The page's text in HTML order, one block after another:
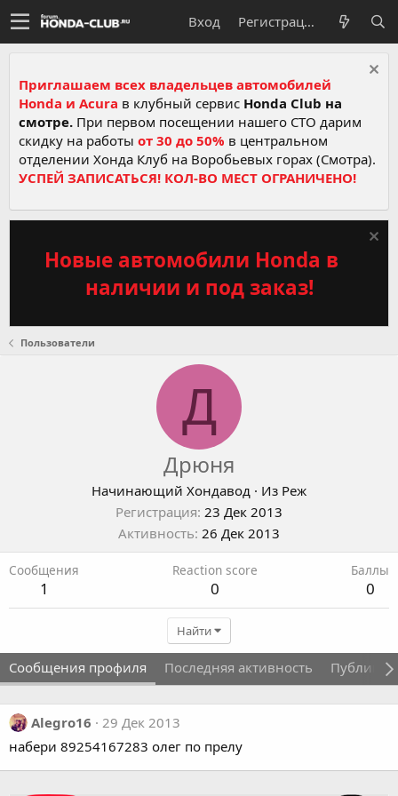
Вход Регистрация
Приглашаем всех владельцев автомобилей
Honda и Acura в клубный сервис Honda Club на
смотре. При первом посещении нашего СТО дарим
скидку на работы от 30 до 50% в центральном
отделении Хонда Клуб на Воробьевых горах (Смотра).
УСПЕЙ ЗАПИСАТЬСЯ! КОЛ-ВО МЕСТ ОГРАНИЧЕНО!
Новые автомобили Honda в
наличии и под заказ!
Пользователи
Д
Дрюня
Начинающий Хондавод · Из Реж
Регистрация 23 Дек 2013
Активность 26 Дек 2013
Сообщения
1
Reaction score
0
Баллы
0
Найти
Сообщения профиля Последняя активность
Alegro16
29 Дек 2013
набери 89254167283 олег по прелу